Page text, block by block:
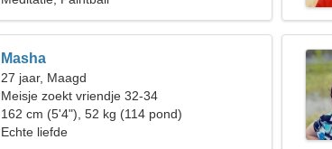
Masha
27 jaar, Maagd
Meisje zoekt vriendje 32-34
162 cm (5'4"), 52 kg (114 pond)
Echte liefde